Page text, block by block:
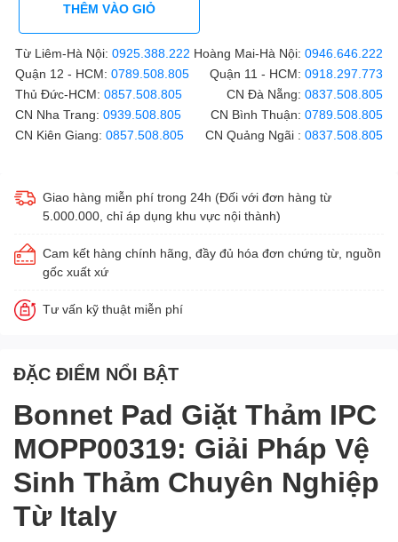
THÊM VÀO GIỎ
Từ Liêm-Hà Nội: 0925.388.222 Hoàng Mai-Hà Nội: 0946.646.222
Quận 12 - HCM: 0789.508.805 Quận 11 - HCM: 0918.297.773
Thủ Đức-HCM: 0857.508.805 CN Đà Nẵng: 0837.508.805
CN Nha Trang: 0939.508.805 CN Bình Thuận: 0789.508.805
CN Kiên Giang: 0857.508.805 CN Quảng Ngãi : 0837.508.805
Giao hàng miễn phí trong 24h (Đối với đơn hàng từ
5.000.000, chỉ áp dụng khu vực nội thành)
Cam kết hàng chính hãng, đầy đủ hóa đơn chứng từ, nguồn
gốc xuất xứ
Tư vấn kỹ thuật miễn phí
ĐẶC ĐIỂM NỔI BẬT
Bonnet Pad Giặt Thảm IPC
MOPP00319: Giải Pháp Vệ
Sinh Thảm Chuyên Nghiệp
Từ Italy